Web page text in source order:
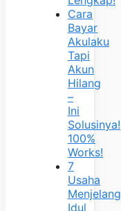
Cara
Bayar
Akulaku
Tapi
Akun
Hilang
–
Ini
Solusinya!
100%
Works!
7
Usaha
Menjelang
Idul